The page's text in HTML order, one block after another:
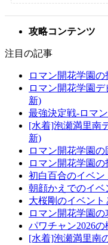
攻略コンテンツ
注目の記事
ロマン開花学園
ロマン開花学園
新)
最強決定戦-ロマ
[水着]泡瀬満里南
新)
ロマン開花学園
ロマン開花学園
初白百合のイベン
朝顔かえでのイベ
大桜剛のイベント
ロマン開花学園の
パワチャン2026
[水着]泡瀬満里南